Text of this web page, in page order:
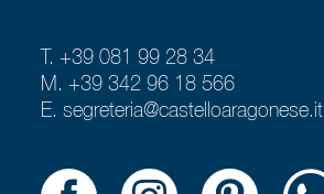
T. +39 081 99 28 34
M. +39 342 96 18 566
E.segreteria@castelloaragonese.it